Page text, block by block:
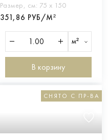
Размер, см: 75 х 150
351,86 РУБ/М²
м²
В корзину
СНЯТО С ПР-ВА